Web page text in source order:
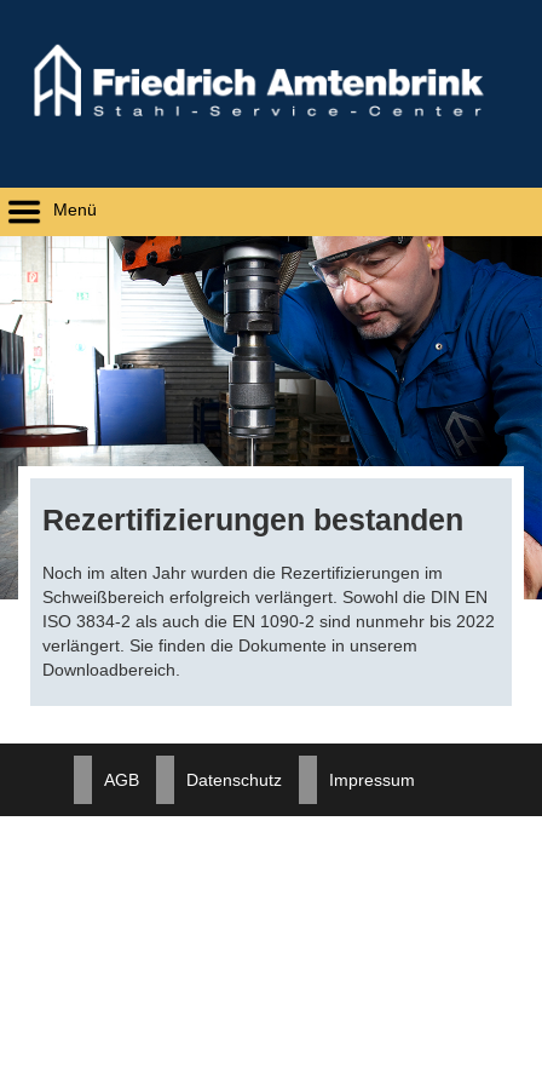
Menü
Rezertifizierungen bestanden
Noch im alten Jahr wurden die Rezertifizierungen im
Schweißbereich erfolgreich verlängert. Sowohl die DIN EN
ISO 3834-2 als auch die EN 1090-2 sind nunmehr bis 2022
verlängert. Sie finden die Dokumente in unserem
Downloadbereich.
AGB Datenschutz Impressum